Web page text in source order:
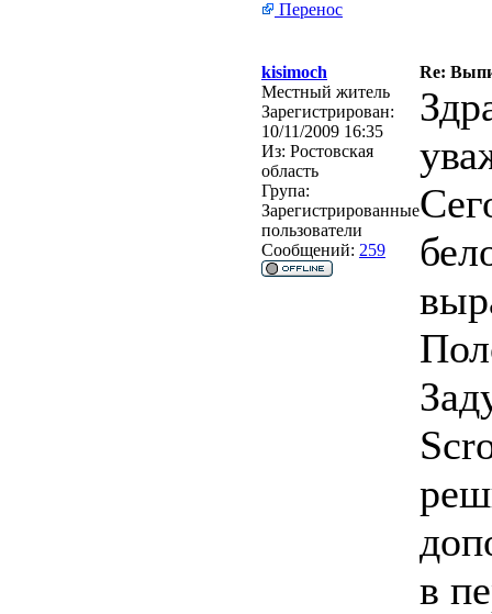
Перенос
kisimoch
Re:
Местный житель
Зарегистрирован:
10/11/2009 16:35
Из: Ростовская
область
Група:
Зарегистрированные
пользователи
Сообщений: 259
в